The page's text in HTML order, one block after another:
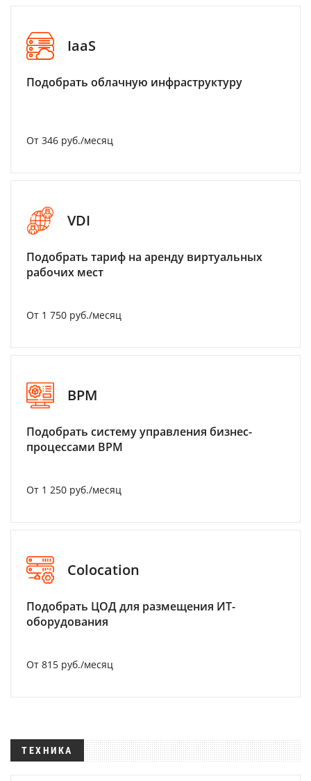
IaaS
Подобрать облачную инфраструктуру
От 346 руб./месяц
VDI
Подобрать тариф на аренду виртуальных
рабочих мест
От 1 750 руб./месяц
BPM
Подобрать систему управления бизнес-
процессами BPM
От 1 250 руб./месяц
Colocation
Подобрать ЦОД для размещения ИТ-
оборудования
От 815 руб./месяц
ТЕХНИКА